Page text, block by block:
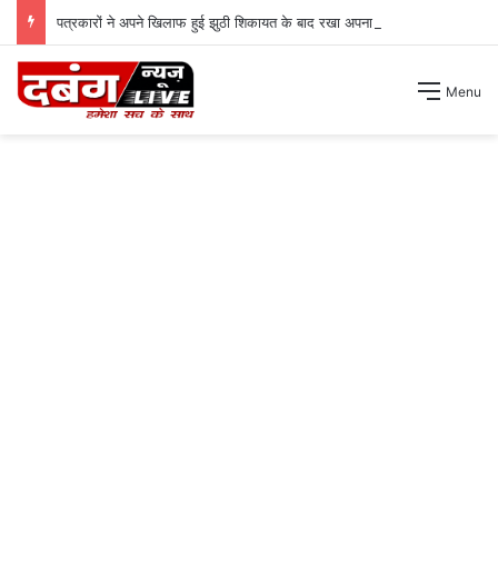
पत्रकारों ने अपने खिलाफ हुई झुठी शिकायत के बाद रखा अपना पक्ष ।
Menu